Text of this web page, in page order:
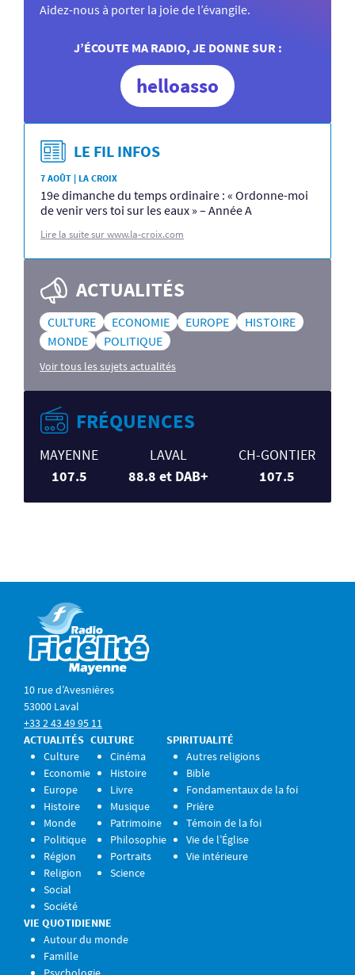
Aidez-nous à porter la joie de l’évangile.
J’ÉCOUTE MA RADIO, JE DONNE SUR :
helloasso
LE FIL INFOS
7 AOÛT | LA CROIX
19e dimanche du temps ordinaire : « Ordonne-moi
de venir vers toi sur les eaux » – Année A
Lire la suite sur www.la-croix.com
ACTUALITÉS
CULTURE ECONOMIE EUROPE
HISTOIRE
MONDE
POLITIQUE
Voir tous les sujets actualités
FRÉQUENCES
MAYENNE
107.5
LAVAL
88.8 et DAB+
CH-GONTIER
107.5
10 rue d’Avesnières
53000 Laval
+33 2 43 49 95 11
ACTUALITÉS
Culture
Economie
Europe
Histoire
Monde
Politique
Région
Religion
Social
Société
CULTURE
Cinéma
Histoire
Livre
Musique
Patrimoine
Philosophie
Portraits
Science
SPIRITUALITÉ
Autres religions
Bible
Fondamentaux de la foi
Prière
Témoin de la foi
Vie de l’Église
Vie intérieure
VIE QUOTIDIENNE
Autour du monde
Famille